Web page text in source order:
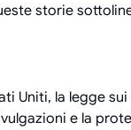
storie
Uniti, la legge
e la